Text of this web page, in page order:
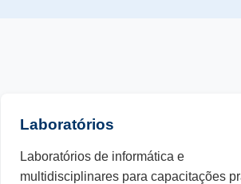
Laboratórios
Laboratórios de informática e
multidisciplinares para capacitações